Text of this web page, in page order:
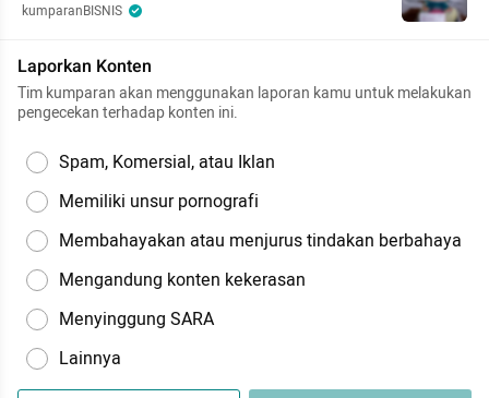
kumparanBISNIS
Laporkan Konten
Tim kumparan akan menggunakan laporan kamu untuk melakukan
pengecekan terhadap konten ini.
Spam, Komersial, atau Iklan
Memiliki unsur pornografi
Membahayakan atau menjurus tindakan berbahaya
Mengandung konten kekerasan
Menyinggung SARA
Lainnya